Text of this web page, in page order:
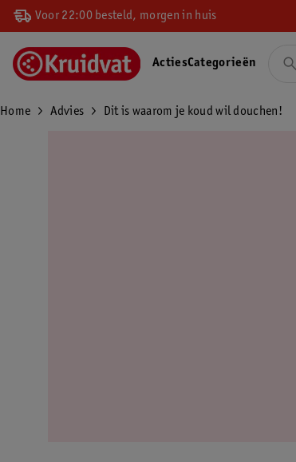
Voor 22:00 besteld, morgen in huis
ActiesCategorieën
Home Advies Dit is waarom je koud wil douchen!